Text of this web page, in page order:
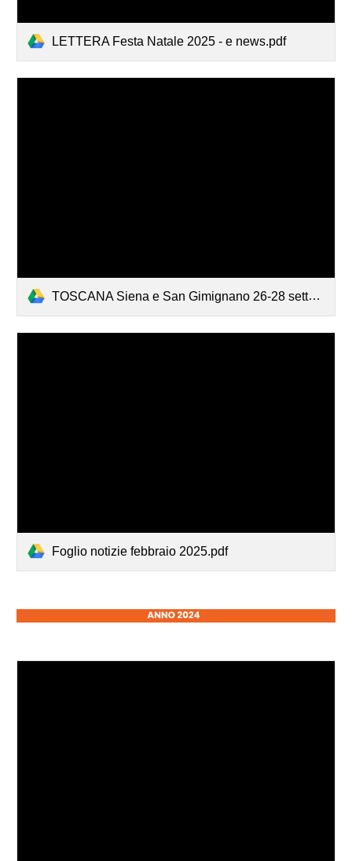
LETTERA Festa Natale 2025 - e news.pdf
TOSCANA Siena e San Gimignano 26-28 settembre 2025.pdf
Foglio notizie febbraio 2025.pdf